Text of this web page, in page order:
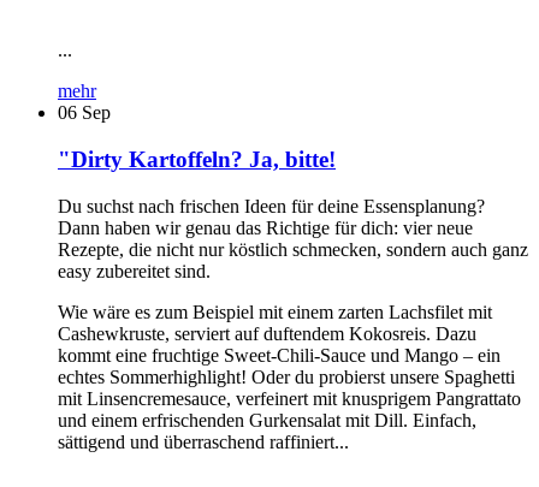
...
mehr
06 Sep
"Dirty Kartoffeln? Ja, bitte!
Du suchst nach frischen Ideen für deine Essensplanung?
Dann haben wir genau das Richtige für dich: vier neue
Rezepte, die nicht nur köstlich schmecken, sondern auch ganz
easy zubereitet sind.
Wie wäre es zum Beispiel mit einem zarten Lachsfilet mit
Cashewkruste, serviert auf duftendem Kokosreis. Dazu
kommt eine fruchtige Sweet-Chili-Sauce und Mango – ein
echtes Sommerhighlight! Oder du probierst unsere Spaghetti
mit Linsencremesauce, verfeinert mit knusprigem Pangrattato
und einem erfrischenden Gurkensalat mit Dill. Einfach,
sättigend und überraschend raffiniert...